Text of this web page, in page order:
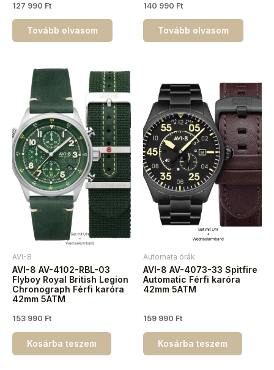
127 990 Ft
Tovább olvasom
140 990 Ft
Tovább olvasom
AVI-8
AVI-8 AV-4102-RBL-03
Flyboy Royal British Legion
Chronograph Férfi karóra
42mm 5ATM
153 990 Ft
Kosárba teszem
Automata órák
AVI-8 AV-4073-33 Spitfire
Automatic Férfi karóra
42mm 5ATM
159 990 Ft
Kosárba teszem